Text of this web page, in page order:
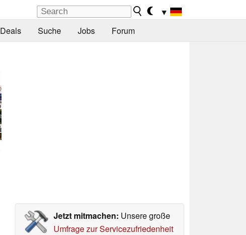
▼
Deals Suche Jobs Forum
Jetzt mitmachen: Unsere große
Umfrage zur Servicezufriedenheit